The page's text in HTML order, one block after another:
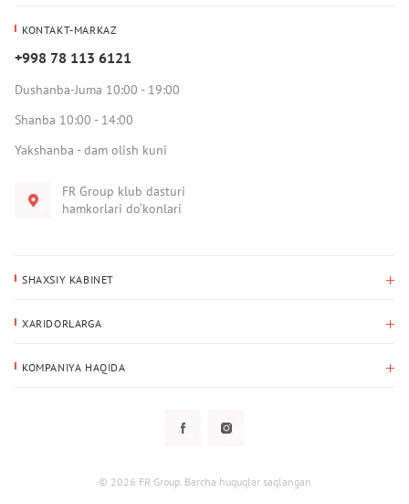
KONTAKT-MARKAZ
+998 78 113 6121
Dushanba-Juma 10:00 - 19:00
Shanba 10:00 - 14:00
Yakshanba - dam olish kuni
FR Group klub dasturi
hamkorlari do‘konlari
SHAXSIY KABINET
Yetkazib berish manzili
XARIDORLARGA
KOMPANIYA HAQIDA
Foydalanuvchi bilan kelishuv© 2026 FR Group. Barcha huquqlar saqlangan